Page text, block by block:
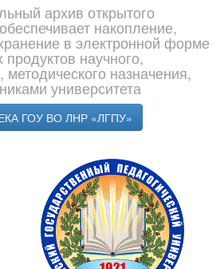
архив открытого
накопление,
в электронной форме
научного,
методического назначения,
университета
ГОУ ВО ЛНР «ЛГПУ»